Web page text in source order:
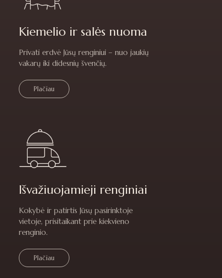
Kiemelio ir salės nuoma
Privati erdvė Jūsų renginiui – nuo jaukių
vakarų iki didesnių švenčių.
Plačiau
Išvažiuojamieji renginiai
Kokybė ir patirtis Jūsų pasirinktoje
vietoje, prisitaikant prie kiekvieno
renginio.
Plačiau